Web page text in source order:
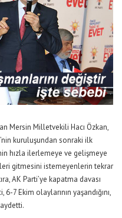
Mersin Milletvekili Hacı Özkan,
kuruluşundan sonraki ilk
hızla ilerlemeye ve gelişmeye
gitmesini istemeyenlerin tekrar
AK Parti’ye kapatma davası
7 Ekim olaylarının yaşandığını,